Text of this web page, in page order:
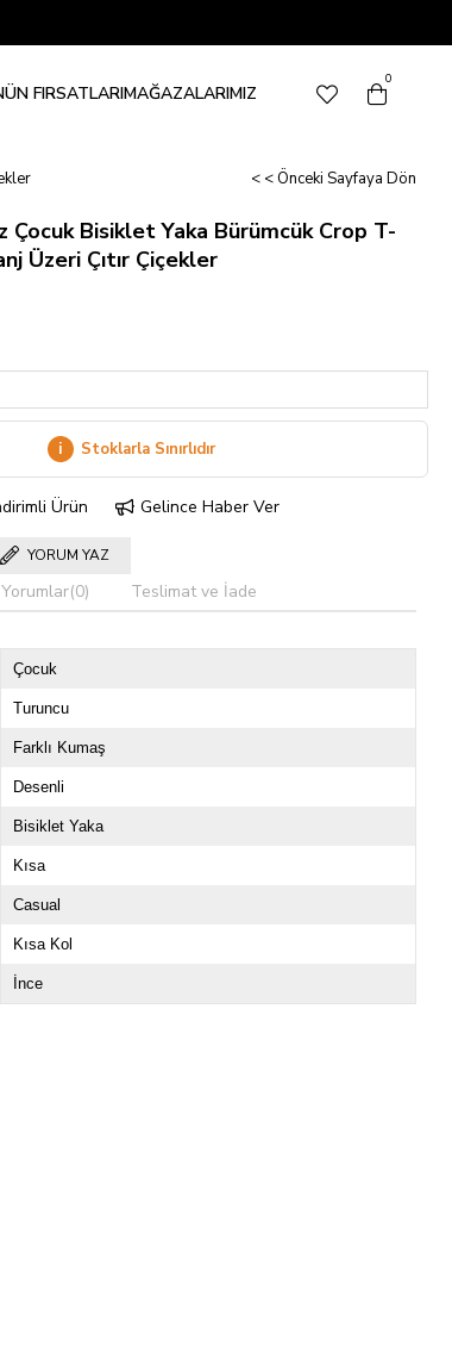
FIRSATLARIMAĞAZALARIMIZ
0
< < Önceki Sayfaya Dön
Çocuk Bisiklet Yaka Bürümcük Crop T-
Üzeri Çıtır Çiçekler
i Stoklarla Sınırlıdır
Ürün Gelince Haber Ver
YORUM YAZ
Yorumlar(0) Teslimat ve İade
Çocuk
Turuncu
Farklı Kumaş
Desenli
Bisiklet Yaka
Kısa
Casual
Kısa Kol
İnce